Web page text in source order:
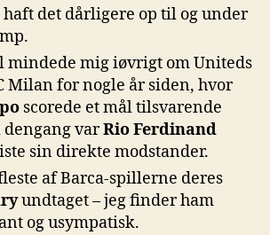
haft det dårligere op til og under
mindede mig iøvrigt om Uniteds
Milan for nogle år siden, hvor
scorede et mål tilsvarende
dengang varRio Ferdinand
sin direkte modstander.
af Barca-spillerne deres
undtaget – jeg finder ham
og usympatisk.